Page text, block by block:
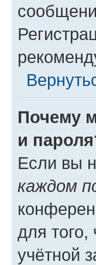
Почему
и
Если вы
каждом
для
учётной